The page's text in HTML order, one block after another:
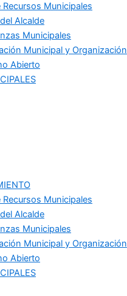
Recursos Municipales
Alcalde
Municipales
Municipal y Organización
Abierto
Recursos Municipales
Alcalde
Municipales
Municipal y Organización
Abierto